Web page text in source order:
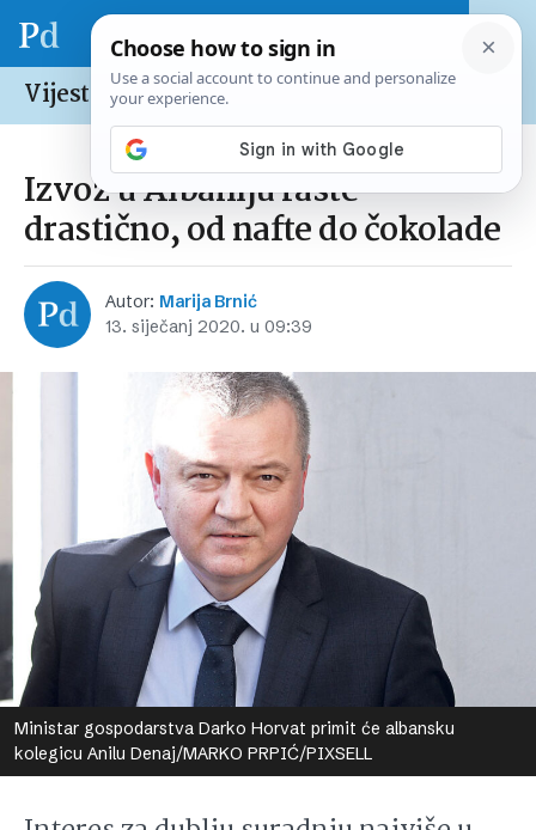
Vijesti /Hrvatska
Izvoz u Albaniju raste
drastično, od nafte do čokolade
Autor: Marija Brnić
13. siječanj 2020. u 09:39
Ministar gospodarstva Darko Horvat primit će albansku
kolegicu Anilu Denaj/MARKO PRPIĆ/PIXSELL